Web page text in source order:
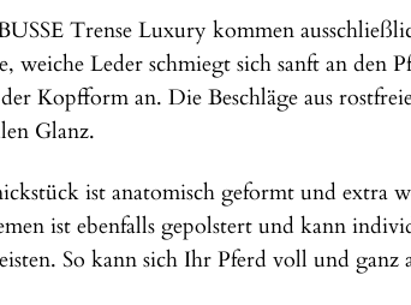
Trense Luxury kommen
weiche Leder schmiegt sich sanft an den
Kopfform an. Die Beschläge aus
Glanz.
ist anatomisch geformt und extra
ist ebenfalls gepolstert und kann
So kann sich Ihr Pferd voll und